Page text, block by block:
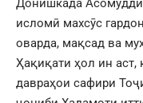
Донишкада
исломӣ махсӯс
оварда, мақсад ва
Ҳақиқати ҳол ин
давраҳои сафири